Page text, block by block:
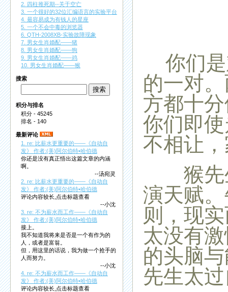
2. 四柱推死期--关于空亡
3. 一个很好的32位汇编语言的实验平台
4. 最容易成为有钱人的星座
5. 一个不会中毒的浏览器
6. QTH-2008XB-实验故障现象
7. 男女生肖婚配——猪
8. 男女生肖婚配——狗
9. 男女生肖婚配——鸡
10. 男女生肖婚配——猴
搜索
积分与排名
积分 - 45245
排名 - 140
最新评论
1. re: 比薪水更重要的——《自动自
发》 作者:(美)阿尔伯特•哈伯德
你还是没有真正悟出这篇文章的内涵
啊。
--汤宛灵
2. re: 比薪水更重要的——《自动自
发》 作者:(美)阿尔伯特•哈伯德
评论内容较长,点击标题查看
--小沈
3. re: 不为薪水而工作——《自动自
发》 作者:(美)阿尔伯特•哈伯德
接上。
我不知道我将来是否是一个有作为的
人，或者是富翁。
但，用这里的话说，我为做一个抢手的
人而努力。
--小沈
4. re: 不为薪水而工作——《自动自
发》 作者:(美)阿尔伯特•哈伯德
评论内容较长,点击标题查看
你们是
的一对
方都十
你们即
不相让
猴先生
演天赋。
则，现
太没有
的头脑
先生太